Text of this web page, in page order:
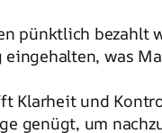
pünktlich bezahlt
was
Klarheit und
genügt, um